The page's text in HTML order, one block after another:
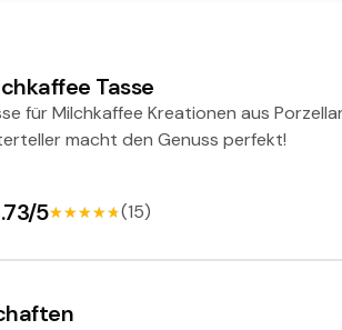
Tasse
für Milchkaffee Kreationen aus
macht den Genuss perfekt!
5★★★★★
★★★★★(15)